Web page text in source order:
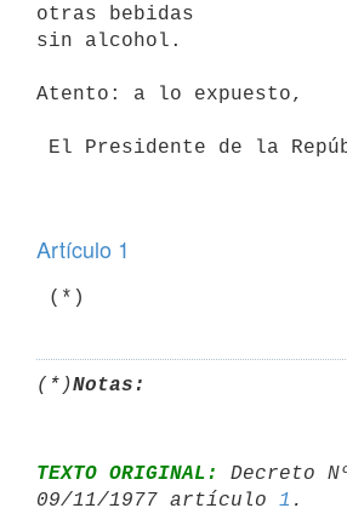
otras bebidas
sin alcohol.
Atento: a lo expuesto,
Artículo 1
(*)Notas:
TEXTO ORIGINAL:
Decreto
09/11/1977 artículo 1